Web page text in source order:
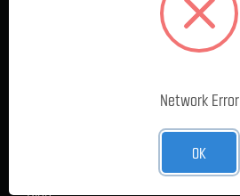
Montag - Donnerstag: 7.30 - 15 Uhr
Network Error
OK